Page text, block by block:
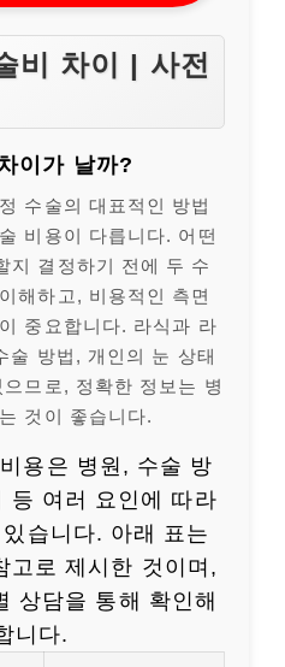
비 차이 | 사전
이가 날까?
수술의 대표적인 방법
비용이 다릅니다. 어떤
지 결정하기 전에 두 수
해하고, 비용적인 측면
중요합니다. 라식과 라
술 방법, 개인의 눈 상태
므로, 정확한 정보는 병
것이 좋습니다.
용은 병원, 수술 방
등 여러 요인에 따라
습니다. 아래 표는
고로 제시한 것이며,
상담을 통해 확인해
니다.